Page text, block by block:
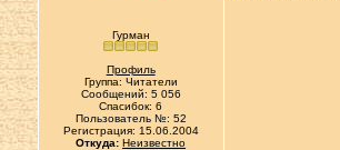
Гурман
Профиль
Группа: Читатели
Сообщений: 5 056
Спасибок: 6
Пользователь №: 52
Регистрация: 15.06.2004
Откуда: Неизвестно